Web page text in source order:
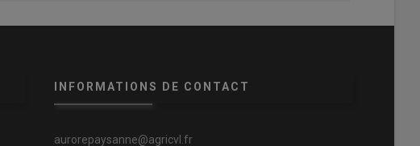
INFORMATIONS DE CONTACT
aurorepaysanne@agricvl.fr